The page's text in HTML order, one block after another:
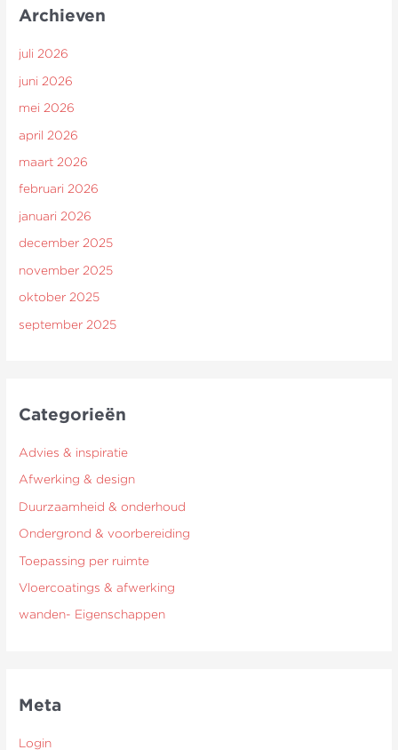
Archieven
juli 2026
juni 2026
mei 2026
april 2026
maart 2026
februari 2026
januari 2026
december 2025
november 2025
oktober 2025
september 2025
Categorieën
Advies & inspiratie
Afwerking & design
Duurzaamheid & onderhoud
Ondergrond & voorbereiding
Toepassing per ruimte
Vloercoatings & afwerking
wanden- Eigenschappen
Meta
Login